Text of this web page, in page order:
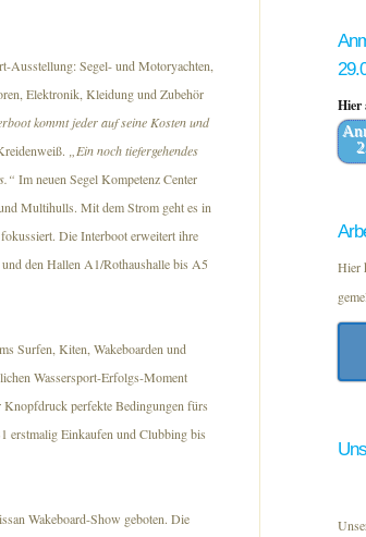
Ausstellung: Segel- und Motoryachten,
Elektronik, Kleidung und Zubehör
kommt jeder auf seine Kosten und
„Ein noch tiefergehendes
Im neuen Segel Kompetenz Center
Multihulls. Mit dem Strom geht es in
Die Interboot erweitert ihre
den Hallen A1/Rothaushalle bis A5
Surfen, Kiten, Wakeboarden und
Wassersport-Erfolgs-Moment
perfekte Bedingungen fürs
erstmalig Einkaufen und Clubbing bis
Wakeboard-Show geboten. Die
Hier
Hier